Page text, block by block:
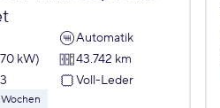
Automatik
kW)
43.742 km
Voll-Leder